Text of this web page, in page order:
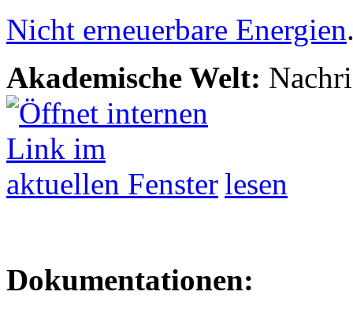
Nicht erneuerbare Energien
Akademische Welt:
lesen
Dokumentationen: